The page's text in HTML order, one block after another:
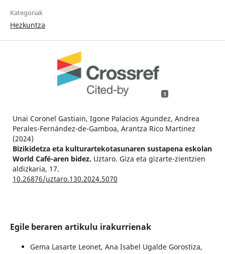
Kategoriak
Hezkuntza
1
Unai Coronel Gastiain, Igone Palacios Agundez, Andrea
Perales-Fernández-de-Gamboa, Arantza Rico Martinez
(2024)
Bizikidetza eta kulturartekotasunaren sustapena eskolan
World Café-aren bidez. Uztaro. Giza eta gizarte-zientzien
aldizkaria, 17.
10.26876/uztaro.130.2024.5070
Egile beraren artikulu irakurrienak
Gema Lasarte Leonet, Ana Isabel Ugalde Gorostiza,